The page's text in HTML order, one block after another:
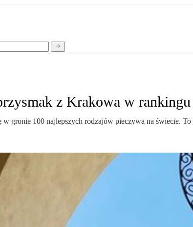
z Krakowa w
w gronie 100 najlepszych rodzajów pieczywa na świecie.